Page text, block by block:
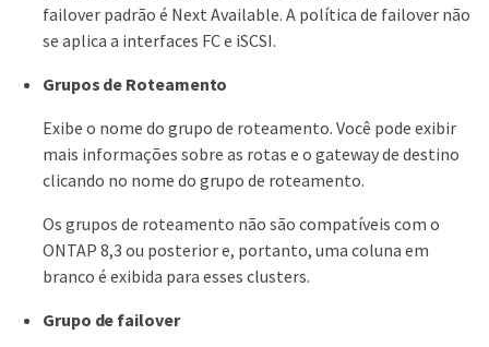
failover padrão é Next Available. A política de failover não
se aplica a interfaces FC e iSCSI.
Grupos de Roteamento
Exibe o nome do grupo de roteamento. Você pode exibir
mais informações sobre as rotas e o gateway de destino
clicando no nome do grupo de roteamento.
Os grupos de roteamento não são compatíveis com o
ONTAP 8,3 ou posterior e, portanto, uma coluna em
branco é exibida para esses clusters.
Grupo de failover